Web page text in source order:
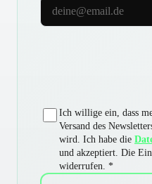
E-Mail-Adresse
Ich willige ein, dass
Versand des
wird. Ich habe die
und akzeptiert. Die
widerrufen. *